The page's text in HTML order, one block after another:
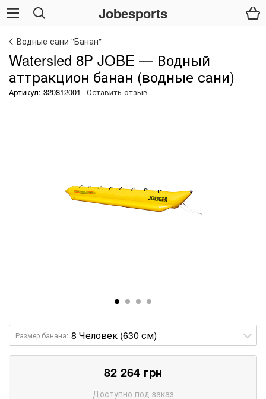
Водные сани "Банан"
Watersled 8P JOBE — Водный
аттракцион банан (водные сани)
Артикул: 320812001 Оставить отзыв
Размер банана:
82 264 грн
Доступно под заказ
Jobesports